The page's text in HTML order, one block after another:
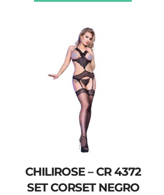
CHILIROSE – CR 4372
SET CORSET NEGRO